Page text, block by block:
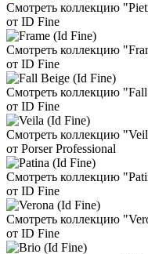
Смотреть коллекцию
от ID Fine
Смотреть коллекцию
от ID Fine
Смотреть коллекцию
от ID Fine
Смотреть коллекцию
от Porser Professional
Смотреть коллекцию
от ID Fine
Смотреть коллекцию
от ID Fine